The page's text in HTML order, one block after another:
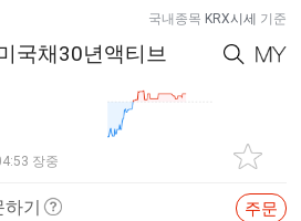
국내종목 KRX시세 기준
국채30년액티브
장중
하기 주문